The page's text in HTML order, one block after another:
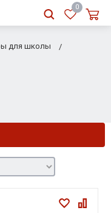
RU
0
для школы